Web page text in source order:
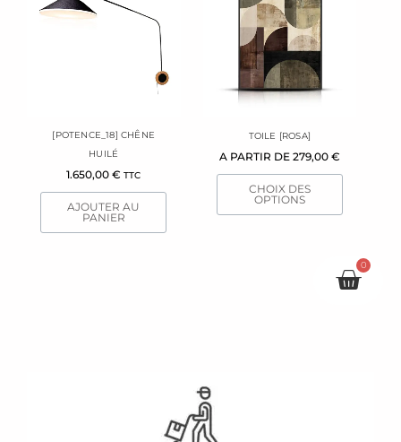
[POTENCE_18] CHÊNE
HUILÉ
1.650,00€ TTC
AJOUTER AU
PANIER
TOILE [ROSA]
A PARTIR DE 279,00 €
CHOIX DES
OPTIONS
la
du
0